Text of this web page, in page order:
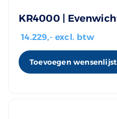
KR4000 |
14.229,- excl. btw
Toevoegen wensenlijst